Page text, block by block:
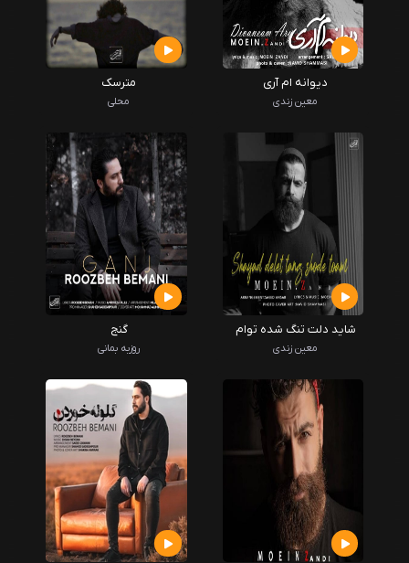
دیوانه ام آری
معین زندی
مترسک
محلی
شاید دلت تنگ شده توام
معین زندی
گنج
روزبه بمانی